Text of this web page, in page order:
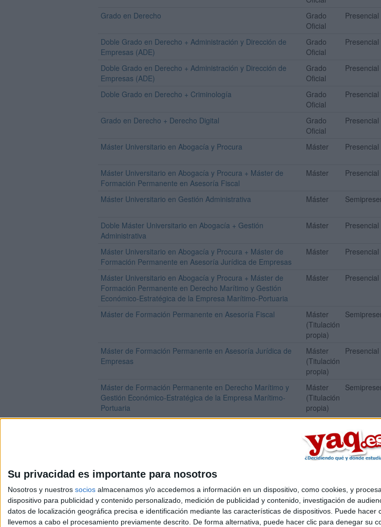
Su privacidad es importante para nosotros
Nosotros y nuestros socios almacenamos y/o accedemos a información en un dispositivo, como cookies, y
dispositivo para publicidad y contenido personalizado, medición de publicidad y contenido, investigación de
datos de localización geográfica precisa e identificación mediante las características de dispositivos. Puede
llevemos a cabo el procesamiento previamente descrito. De forma alternativa, puede hacer clic para denegar
Grado en Derecho
Grado
Oficial
Presencial
Doble Grado en Derecho + Administración y Dirección de
Empresas (ADE)
Grado
Oficial
Presencial
Doble Grado en Derecho + Administración y Dirección de
Empresas (ADE)
Grado
Oficial
Presencial
Doble Grado en Derecho + Criminología
Grado
Oficial
Presencial
Grado en Derecho + Derecho Digital
Grado
Oficial
Presencial
Máster Universitario en Abogacía y Procura
Máster Presencial
Máster Universitario en Abogacía y Procura + Máster de
Formación Permanente en Asesoría Fiscal
Máster Presencial
Máster Universitario en Gestión Administrativa
Máster
Doble Máster Universitario en Abogacía + Gestión
Administrativa
Máster Presencial
Máster Universitario en Abogacía y Procura + Máster de
Formación Permanente en Asesoría Jurídica de Empresas
Máster Presencial
Máster Universitario en Abogacía y Procura + Máster de
Formación Permanente en Derecho Marítimo y Gestión
Económico-Estratégica de la Empresa Marítimo-Portuaria
Máster Presencial
Máster de Formación Permanente en Asesoría Fiscal
Máster
(Titulación
propia)
Máster de Formación Permanente en Asesoría Jurídica de
Empresas
Máster
(Titulación
propia)
Presencial
Máster de Formación Permanente en Derecho Marítimo y
Gestión Económico-Estratégica de la Empresa Marítimo-
Portuaria
Máster
(Titulación
propia)
Quiénes somos|Contactar|
Aviso legal|Politica de privacidad|Condiciones
© 2003-2026Compás Mediterráneo S.L.- Diego de León 47 -